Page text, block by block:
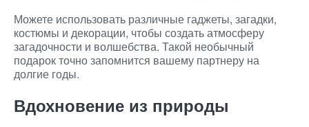
Можете использовать различные гаджеты, загадки,
костюмы и декорации, чтобы создать атмосферу
загадочности и волшебства. Такой необычный
подарок точно запомнится вашему партнеру на
долгие годы.
Вдохновение из природы